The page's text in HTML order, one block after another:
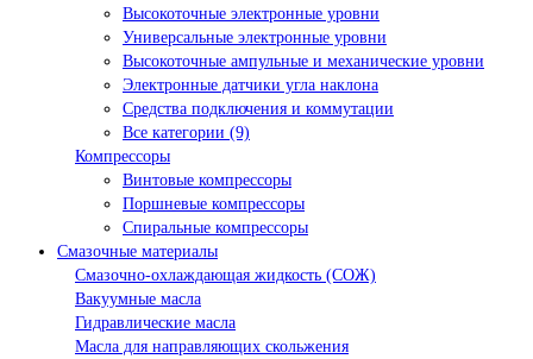
Высокоточные электронные уровни
Универсальные электронные уровни
Высокоточные ампульные и механические уровни
Электронные датчики угла наклона
Средства подключения и коммутации
Все категории (9)
Компрессоры
Винтовые компрессоры
Поршневые компрессоры
Спиральные компрессоры
Смазочные материалы
Смазочно-охлаждающая жидкость (СОЖ)
Вакуумные масла
Гидравлические масла
Масла для направляющих скольжения